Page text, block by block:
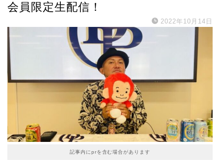
会員限定生配信！
2022年10月14日
記事内にprを含む場合があります